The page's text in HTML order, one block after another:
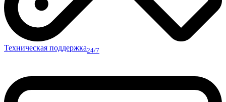
Техническая поддержка24/7